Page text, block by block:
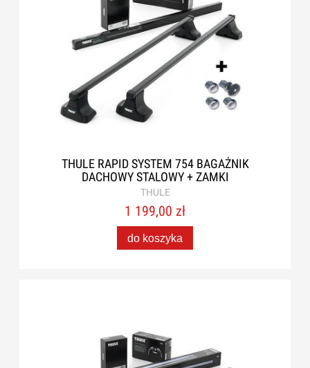
THULE RAPID SYSTEM 754 BAGAŻNIK
DACHOWY STALOWY + ZAMKI
THULE
1 199,00 zł
do koszyka